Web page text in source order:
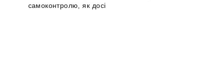
самоконтролю, як досі